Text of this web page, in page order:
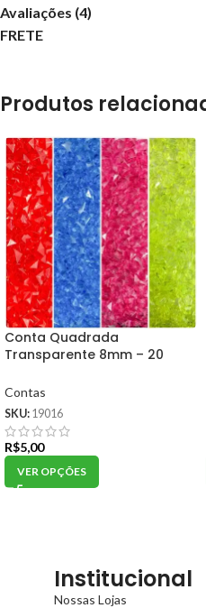
Avaliações (4)
FRETE
Produtos
Conta Quadrada
Transparente 8mm – 20
Contas
SKU: 19016
R$5,00
VER OPÇÕES
Institucional
Nossas Lojas